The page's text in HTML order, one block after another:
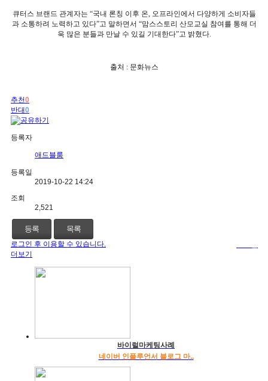
큐터스 브랜드 관계자는 “국내 론칭 이후 온, 오프라인에서 다양하게 소비자들
과 소통하려 노력하고 있다”고 말하면서 “맘스스토리 산모교실 참여를 통해 더
욱 많은 분들과 만날 수 있길 기대한다”고 밝혔다.
출처 : 문화뉴스
추천0
반대0
등록자
애드블룸
등록일
2019-10-22 14:24
조회
2,521
등록 목록
로그인 후 이용할 수 있습니다.
더보기
바이럴마케팅사례
네이버 인플루언서 블로그 마..